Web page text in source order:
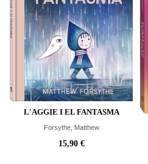
L'AGGIE I EL FANTASMA
Forsythe, Matthew
15,90 €